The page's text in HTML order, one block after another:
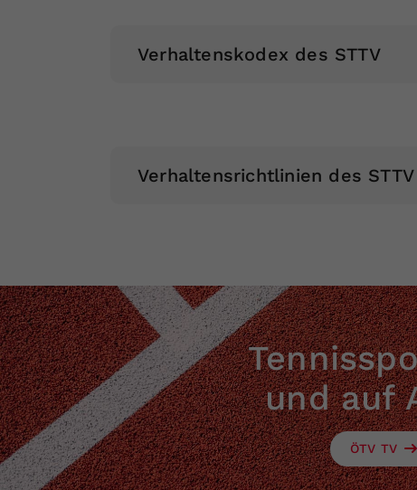
Verhaltenskodex des STTV
Verhaltensrichtlinien des STTV
und auf
ÖTV TV